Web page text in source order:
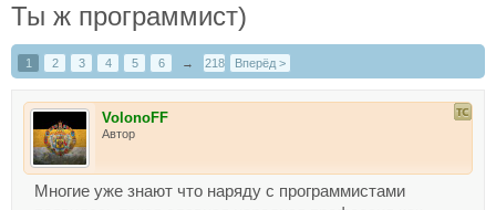
Ты ж программист)
1 2 3 4 5 6 → 218 Вперёд >
VolonoFF
Автор
Многие уже знают что наряду с программистами